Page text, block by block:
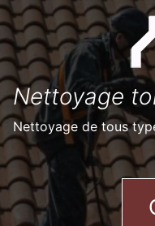
Nettoyage
Nettoyage de tous